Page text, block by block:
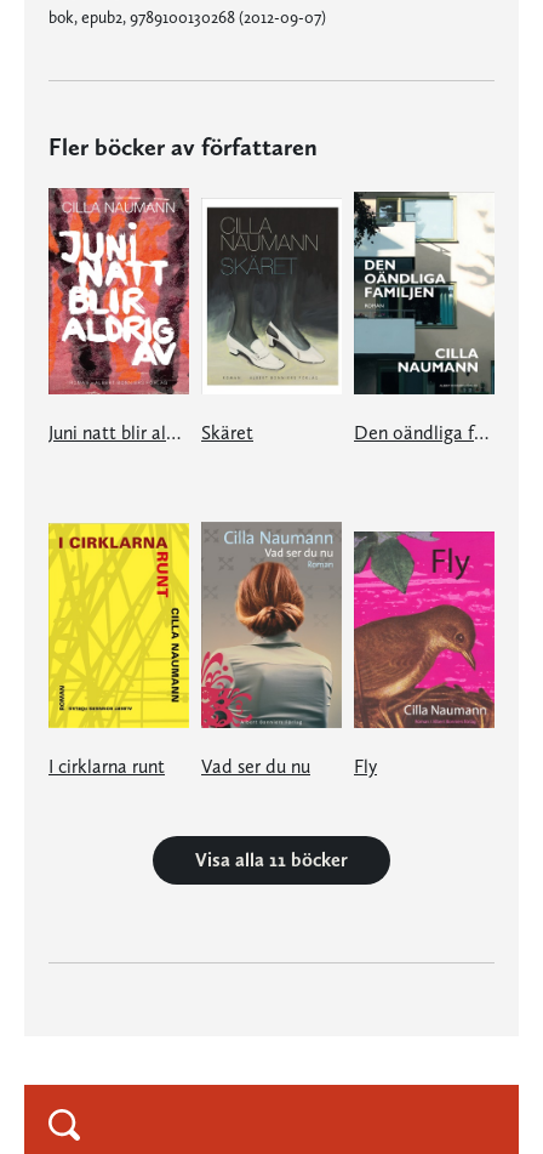
bok, epub2, 9789100130268 (2012-09-07)
Fler böcker av författaren
Juni natt blir aldrig av Skäret Den oändliga familjen
I cirklarna runt Vad ser du nu Fly
Visa alla 11 böcker